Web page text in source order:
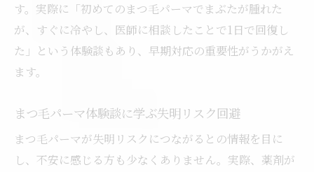
す。実際に「初めてのまつ毛パーマでまぶたが腫れた
が、すぐに冷やし、医師に相談したことで1日で回復し
た」という体験談もあり、早期対応の重要性がうかがえ
ます。
まつ毛パーマ体験談に学ぶ失明リスク回避
まつ毛パーマが失明リスクにつながるとの情報を目に
し、不安に感じる方も少なくありません。実際、薬剤が